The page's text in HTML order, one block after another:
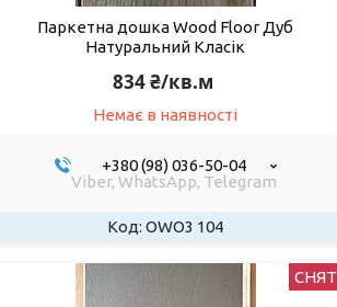
Паркетна дошка Wood Floor Дуб
Натуральний Класік
834 ₴/кв.м
Немає в наявності
+380 (98) 036-50-04
Viber, WhatsApp, Telegram
OWO3 104
СНЯТ